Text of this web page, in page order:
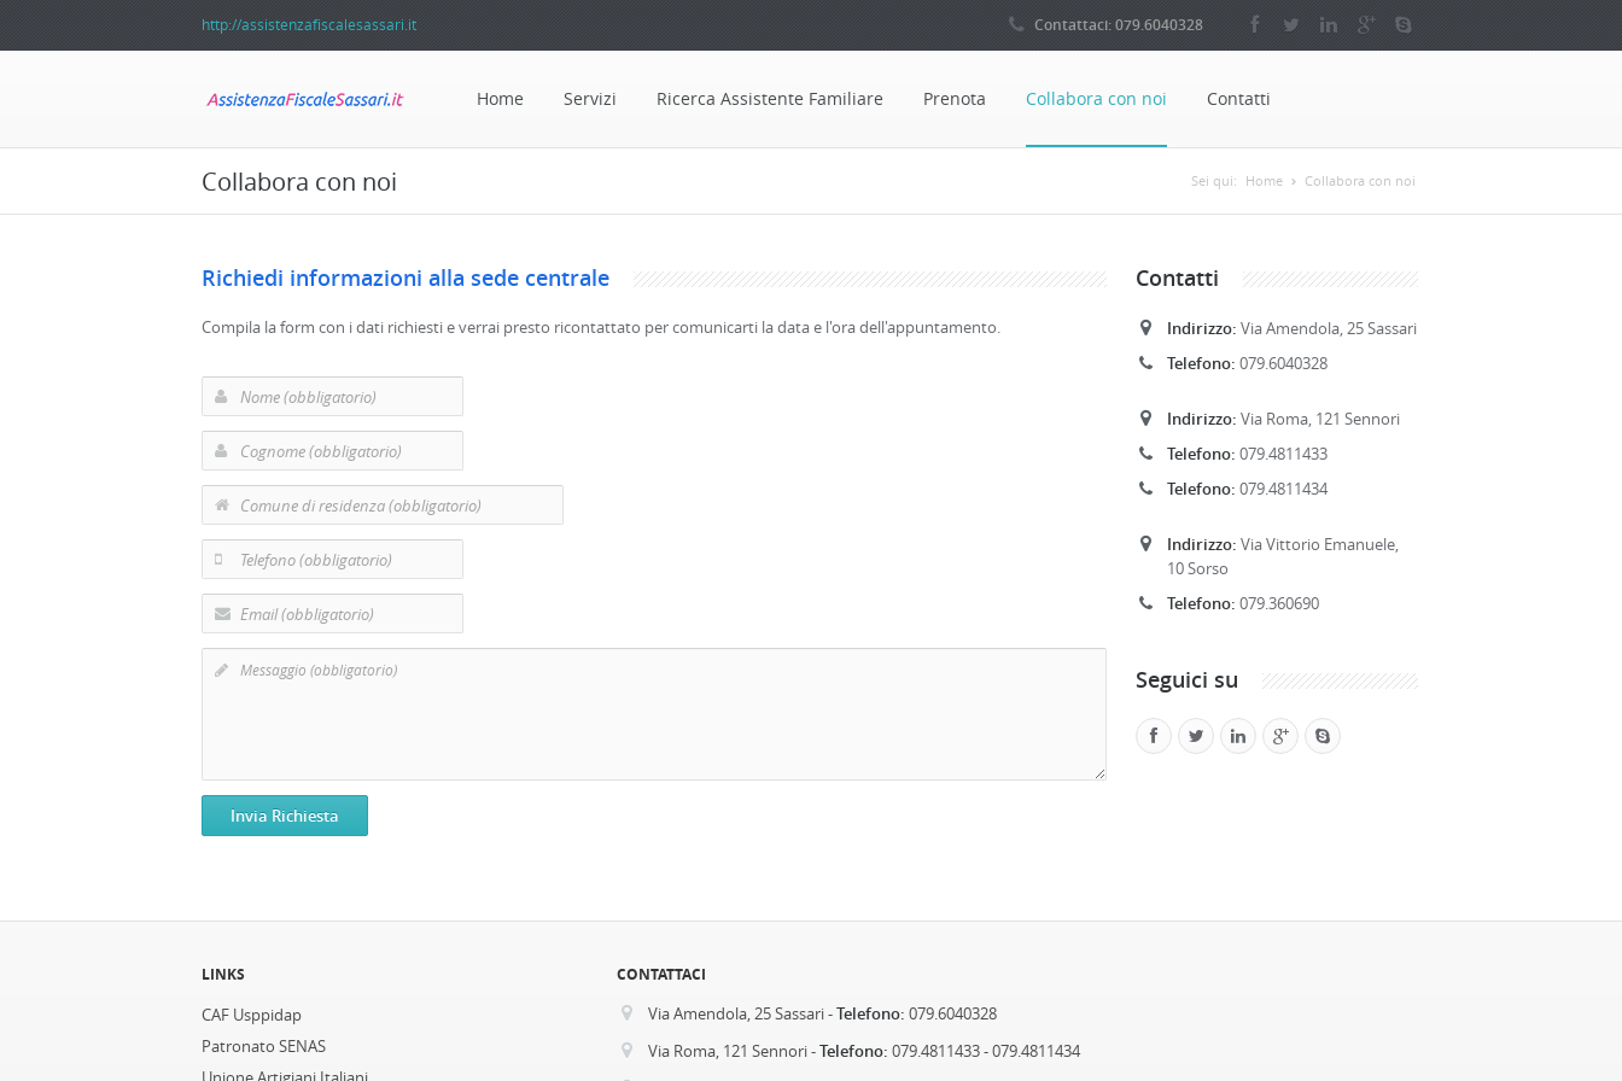
http://assistenzafiscalesassari.it Contattaci: 079.6040328
Home Servizi Ricerca Assistente Familiare Prenota Collabora con noi Contatti
Sei qui: Home Collabora con noi
Collabora con noi
Richiedi informazioni alla sede centrale
Compila la form con i dati richiesti e verrai presto ricontattato per comunicarti la data e l'ora dell'appuntamento.
Contatti
Indirizzo: Via Amendola, 25 Sassari
Telefono: 079.6040328
Indirizzo: Via Roma, 121 Sennori
Telefono: 079.4811433
Telefono: 079.4811434
Indirizzo: Via Vittorio Emanuele,
10 Sorso
Telefono: 079.360690
Seguici su
LINKS
CAF Usppidap
Patronato SENAS
CONTATTACI
Via Amendola, 25 Sassari -Telefono: 079.6040328
Via Roma, 121 Sennori -Telefono: 079.4811433 - 079.4811434